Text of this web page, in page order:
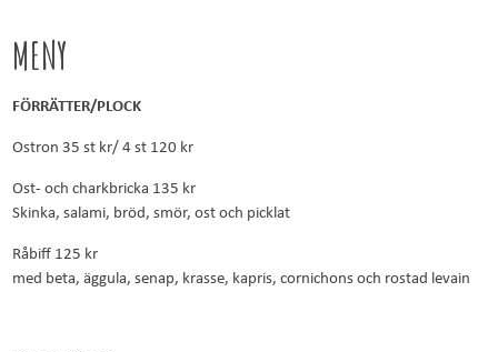
MENY
FÖRRÄTTER/PLOCK
Ostron 35 st kr/ 4 st 120 kr
Ost- och charkbricka 135 kr
Skinka, salami, bröd, smör, ost och picklat
Råbiff 125 kr
med beta, äggula, senap, krasse, kapris, cornichons och rostad levain